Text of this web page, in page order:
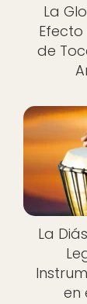
La
Efecto
de
La
en